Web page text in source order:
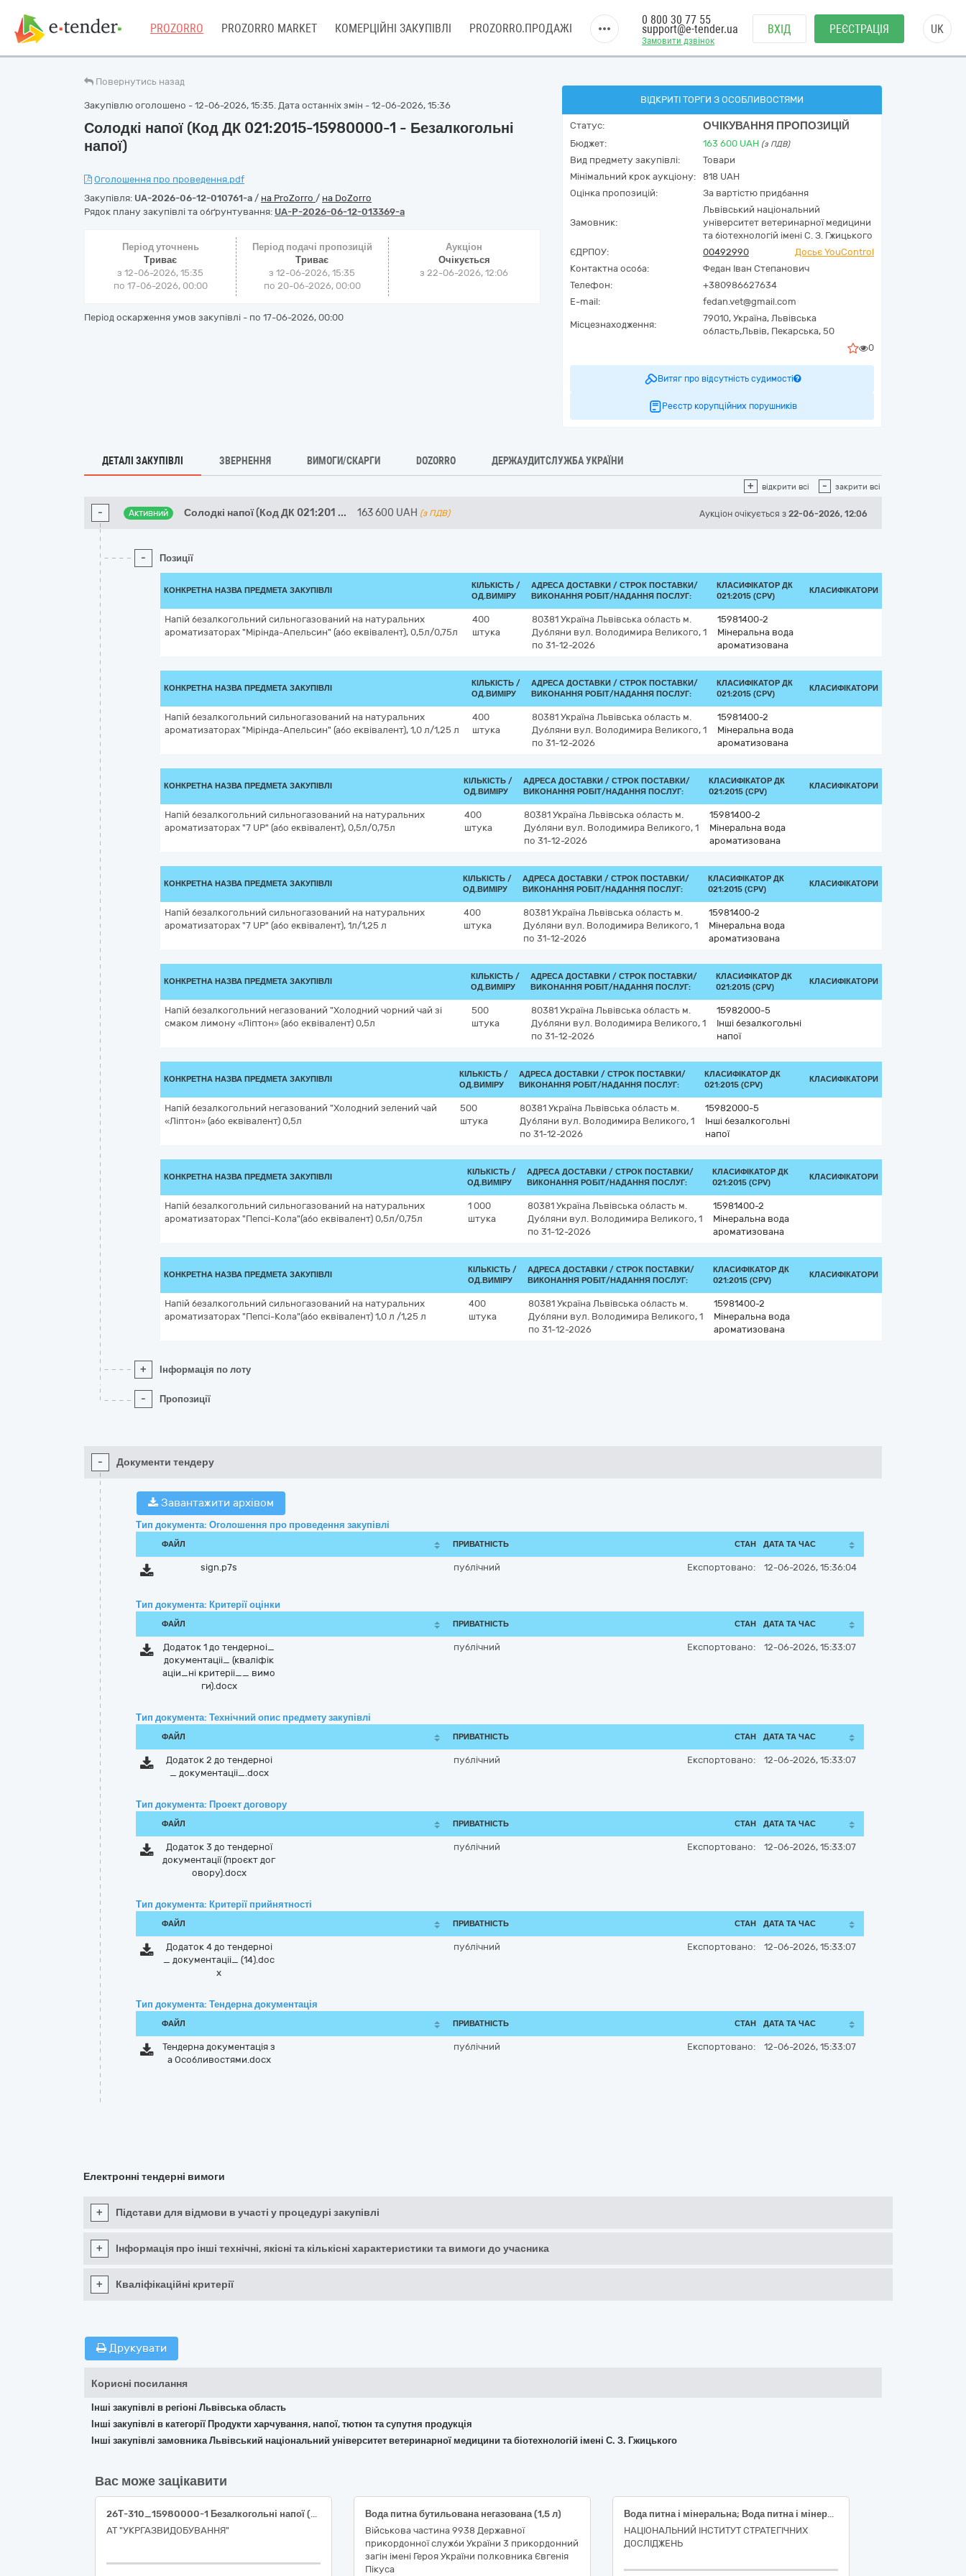
PROZORRO PROZORRO MARKET КОМЕРЦІЙНІ ЗАКУПІВЛІ PROZORRO.ПРОДАЖІ
Замовити дзвінок
0 800 30 77 55
support@e-tender.ua ВХІД РЕЄСТРАЦІЯ UK
Повернутись назад
Закупівлю оголошено - 12-06-2026, 15:35. Дата останніх змін - 12-06-2026, 15:36
Солодкі напої (Код ДК 021:2015-15980000-1 - Безалкогольні
напої)
Оголошення про проведення.pdf
Закупівля: UA-2026-06-12-010761-a / на ProZorro / на DoZorro
Рядок плану закупівлі та обґрунтування: UA-P-2026-06-12-013369-a
Період уточнень
Триває
з 12-06-2026, 15:35
по 17-06-2026, 00:00
Період подачі пропозицій
Триває
з 12-06-2026, 15:35
по 20-06-2026, 00:00
Аукціон
Очікується
з22-06-2026, 12:06
Період оскарження умов закупівлі - по 17-06-2026, 00:00
ВІДКРИТІ ТОРГИ З ОСОБЛИВОСТЯМИ
Статус: ОЧІКУВАННЯ ПРОПОЗИЦІЙ
Бюджет: 163 600 UAH (з ПДВ)
Вид предмету закупівлі:
Товари
Мінімальний крок аукціону:
818 UAH
Оцінка пропозицій:
За вартістю придбання
Замовник:
Львівський національний
університет ветеринарної медицини
та біотехнологій імені С. З. Гжицького
ЄДРПОУ:
00492990
Досьє YouControl
Контактна особа:
Федан Іван Степанович
Телефон:
+380986627634
E-mail:
fedan.vet@gmail.com
Місцезнаходження:
79010, Україна, Львівська
область,Львів, Пекарська, 50
0
Витяг про відсутність судимості
Реєстр корупційних порушників
ДЕТАЛІ ЗАКУПІВЛІ ЗВЕРНЕННЯ ВИМОГИ/СКАРГИ DOZORRO ДЕРЖАУДИТСЛУЖБА УКРАЇНИ
+ відкрити всі - закрити всі
- Активний Солодкі напої (Код ДК 021:201 ... 163 600 UAH (з ПДВ) Аукціон очікується з 22-06-2026, 12:06
- Позиції
КОНКРЕТНА НАЗВА ПРЕДМЕТА ЗАКУПІВЛІ
КІЛЬКІСТЬ /
ОД.ВИМІРУ
АДРЕСА ДОСТАВКИ / СТРОК ПОСТАВКИ/
ВИКОНАННЯ РОБІТ/НАДАННЯ ПОСЛУГ:
КЛАСИФІКАТОР ДК
021:2015 (CPV)
КЛАСИФІКАТОРИ
Напій безалкогольний сильногазований на натуральних
ароматизаторах "Мірінда-Апельсин" (або еквівалент), 0,5л/0,75л
400
штука
80381 Україна Львівська область м.
Дубляни вул. Володимира Великого, 1
по 31-12-2026
15981400-2
Мінеральна вода
ароматизована
КОНКРЕТНА НАЗВА ПРЕДМЕТА ЗАКУПІВЛІ
КІЛЬКІСТЬ /
ОД.ВИМІРУ
АДРЕСА ДОСТАВКИ / СТРОК ПОСТАВКИ/
ВИКОНАННЯ РОБІТ/НАДАННЯ ПОСЛУГ:
КЛАСИФІКАТОР ДК
021:2015 (CPV)
КЛАСИФІКАТОРИ
Напій безалкогольний сильногазований на натуральних
ароматизаторах "Мірінда-Апельсин" (або еквівалент), 1,0 л/1,25 л
400
штука
80381 Україна Львівська область м.
Дубляни вул. Володимира Великого, 1
по 31-12-2026
15981400-2
Мінеральна вода
ароматизована
КОНКРЕТНА НАЗВА ПРЕДМЕТА ЗАКУПІВЛІ
КІЛЬКІСТЬ /
ОД.ВИМІРУ
АДРЕСА ДОСТАВКИ / СТРОК ПОСТАВКИ/
ВИКОНАННЯ РОБІТ/НАДАННЯ ПОСЛУГ:
КЛАСИФІКАТОР ДК
021:2015 (CPV)
КЛАСИФІКАТОРИ
Напій безалкогольний сильногазований на натуральних
ароматизаторах "7 UР" (або еквівалент), 0,5л/0,75л
400
штука
80381 Україна Львівська область м.
Дубляни вул. Володимира Великого, 1
по 31-12-2026
15981400-2
Мінеральна вода
ароматизована
КОНКРЕТНА НАЗВА ПРЕДМЕТА ЗАКУПІВЛІ
КІЛЬКІСТЬ /
ОД.ВИМІРУ
АДРЕСА ДОСТАВКИ / СТРОК ПОСТАВКИ/
ВИКОНАННЯ РОБІТ/НАДАННЯ ПОСЛУГ:
КЛАСИФІКАТОР ДК
021:2015 (CPV)
КЛАСИФІКАТОРИ
Напій безалкогольний сильногазований на натуральних
ароматизаторах "7 UР" (або еквівалент), 1л/1,25 л
400
штука
80381 Україна Львівська область м.
Дубляни вул. Володимира Великого, 1
по 31-12-2026
15981400-2
Мінеральна вода
ароматизована
КОНКРЕТНА НАЗВА ПРЕДМЕТА ЗАКУПІВЛІ
КІЛЬКІСТЬ /
ОД.ВИМІРУ
АДРЕСА ДОСТАВКИ / СТРОК ПОСТАВКИ/
ВИКОНАННЯ РОБІТ/НАДАННЯ ПОСЛУГ:
КЛАСИФІКАТОР ДК
021:2015 (CPV)
КЛАСИФІКАТОРИ
Напій безалкогольний негазований "Холодний чорний чай зі
смаком лимону «Ліптон» (або еквівалент) 0,5л
500
штука
80381 Україна Львівська область м.
Дубляни вул. Володимира Великого, 1
по 31-12-2026
15982000-5
Інші безалкогольні
напої
КОНКРЕТНА НАЗВА ПРЕДМЕТА ЗАКУПІВЛІ
КІЛЬКІСТЬ /
ОД.ВИМІРУ
АДРЕСА ДОСТАВКИ / СТРОК ПОСТАВКИ/
ВИКОНАННЯ РОБІТ/НАДАННЯ ПОСЛУГ:
КЛАСИФІКАТОР ДК
021:2015 (CPV)
КЛАСИФІКАТОРИ
Напій безалкогольний негазований "Холодний зелений чай
«Ліптон» (або еквівалент) 0,5л
500
штука
80381 Україна Львівська область м.
Дубляни вул. Володимира Великого, 1
по 31-12-2026
15982000-5
Інші безалкогольні
напої
КОНКРЕТНА НАЗВА ПРЕДМЕТА ЗАКУПІВЛІ
КІЛЬКІСТЬ /
ОД.ВИМІРУ
АДРЕСА ДОСТАВКИ / СТРОК ПОСТАВКИ/
ВИКОНАННЯ РОБІТ/НАДАННЯ ПОСЛУГ:
КЛАСИФІКАТОР ДК
021:2015 (CPV)
КЛАСИФІКАТОРИ
Напій безалкогольний сильногазований на натуральних
ароматизаторах "Пепсі-Кола"(або еквівалент) 0,5л/0,75л
1 000
штука
80381 Україна Львівська область м.
Дубляни вул. Володимира Великого, 1
по 31-12-2026
15981400-2
Мінеральна вода
ароматизована
КОНКРЕТНА НАЗВА ПРЕДМЕТА ЗАКУПІВЛІ
КІЛЬКІСТЬ /
ОД.ВИМІРУ
АДРЕСА ДОСТАВКИ / СТРОК ПОСТАВКИ/
ВИКОНАННЯ РОБІТ/НАДАННЯ ПОСЛУГ:
КЛАСИФІКАТОР ДК
021:2015 (CPV)
КЛАСИФІКАТОРИ
Напій безалкогольний сильногазований на натуральних
ароматизаторах "Пепсі-Кола"(або еквівалент) 1,0 л /1,25 л
400
штука
80381 Україна Львівська область м.
Дубляни вул. Володимира Великого, 1
по 31-12-2026
15981400-2
Мінеральна вода
ароматизована
+ Інформація по лоту
- Пропозиції
- Документи тендеру
Завантажити архівом
Тип документа: Оголошення про проведення закупівлі
ФАЙЛ ПРИВАТНІСТЬ СТАН ДАТА ТА ЧАС
sign.p7s публічний Експортовано: 12-06-2026, 15:36:04
Тип документа: Критерії оцінки
ФАЙЛ ПРИВАТНІСТЬ СТАН ДАТА ТА ЧАС
Додаток 1 до тендерноі_
документаціі_ (кваліфік
аціи_ні критеріі__ вимо
ги).docx
публічний Експортовано: 12-06-2026, 15:33:07
Тип документа: Технічний опис предмету закупівлі
ФАЙЛ ПРИВАТНІСТЬ СТАН ДАТА ТА ЧАС
Додаток 2 до тендерноі
_ документаціі_.docx
публічний Експортовано: 12-06-2026, 15:33:07
Тип документа: Проект договору
ФАЙЛ ПРИВАТНІСТЬ СТАН ДАТА ТА ЧАС
Додаток 3 до тендерної
документації (проєкт дог
овору).docx
публічний Експортовано: 12-06-2026, 15:33:07
Тип документа: Критерії прийнятності
ФАЙЛ ПРИВАТНІСТЬ СТАН ДАТА ТА ЧАС
Додаток 4 до тендерноі
_ документаціі_ (14).doc
x
публічний Експортовано: 12-06-2026, 15:33:07
Тип документа: Тендерна документація
ФАЙЛ ПРИВАТНІСТЬ СТАН ДАТА ТА ЧАС
Тендерна документація з
а Особливостями.docx
публічний Експортовано: 12-06-2026, 15:33:07
Електронні тендерні вимоги
+ Підстави для відмови в участі у процедурі закупівлі
+ Інформація про інші технічні, якісні та кількісні характеристики та вимоги до учасника
+ Кваліфікаційні критерії
Друкувати
Корисні посилання
Інші закупівлі в регіоні Львівська область
Інші закупівлі в категорії Продукти харчування, напої, тютюн та супутня продукція
Інші закупівлі замовника Львівський національний університет ветеринарної медицини та біотехнологій імені С. З. Гжицького
Вас може зацікавити
26Т-310_15980000-1 Безалкогольні напої (Безалкогольні напої в асортименті)
АТ "УКРГАЗВИДОБУВАННЯ"
Вода питна бутильована негазована (1,5 л)
Військова частина 9938 Державної
прикордонної служби України 3 прикордонний
загін імені Героя України полковника Євгенія
Пікуса
Вода питна і мінеральна; Вода питна і мінеральна; Вода питна і мінеральна
НАЦІОНАЛЬНИЙ ІНСТИТУТ СТРАТЕГІЧНИХ
ДОСЛІДЖЕНЬ